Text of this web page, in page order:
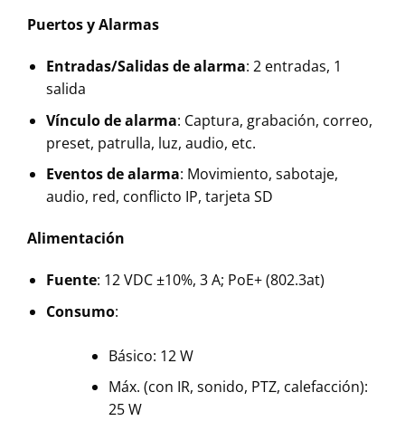
Puertos y Alarmas
Entradas/Salidas de alarma: 2 entradas, 1
salida
Vínculo de alarma: Captura, grabación, correo,
preset, patrulla, luz, audio, etc.
Eventos de alarma: Movimiento, sabotaje,
audio, red, conflicto IP, tarjeta SD
Alimentación
Fuente: 12 VDC ±10%, 3 A; PoE+ (802.3at)
Consumo:
Básico: 12 W
Máx. (con IR, sonido, PTZ, calefacción):
25 W